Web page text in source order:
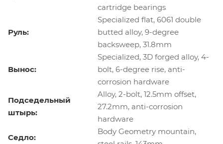
cartridge bearings
Руль:
Specialized flat, 6061 double
butted alloy, 9-degree
backsweep, 31.8mm
Вынос:
Specialized, 3D forged alloy, 4-
bolt, 6-degree rise, anti-
corrosion hardware
Подседельный
штырь:
Alloy, 2-bolt, 12.5mm offset,
27.2mm, anti-corrosion
hardware
Седло:
Body Geometry mountain,